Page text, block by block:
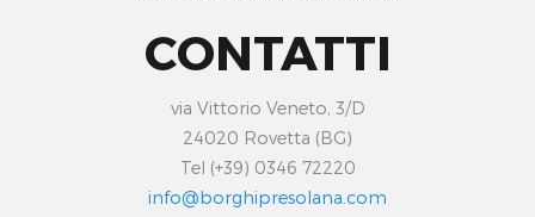
CONTATTI
via Vittorio Veneto, 3/D
24020 Rovetta (BG)
Tel (+39) 0346 72220
info@borghipresolana.com